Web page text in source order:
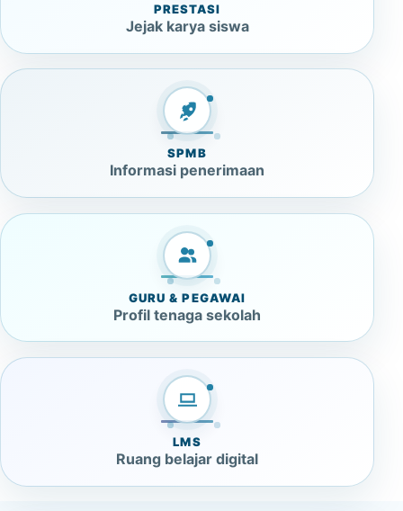
PRESTASI
Jejak karya siswa
SPMB
Informasi penerimaan
GURU & PEGAWAI
Profil tenaga sekolah
LMS
Ruang belajar digital